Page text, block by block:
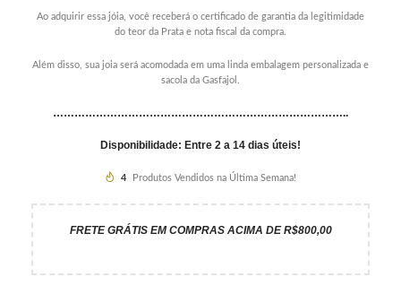
Ao adquirir essa jóia, você receberá o certificado de garantia da legitimidade
do teor da Prata e nota fiscal da compra.
Além disso, sua joia será acomodada em uma linda embalagem personalizada e
sacola da Gasfajol.
………………………………………………………………………..
Disponibilidade: Entre 2 a 14 dias úteis!
4 Produtos Vendidos na Última Semana!
FRETE GRÁTIS EM COMPRAS ACIMA DE R$800,00